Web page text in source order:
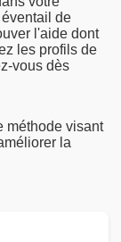
de
l'aide dont
les profils de
vous dès
méthode visant
la